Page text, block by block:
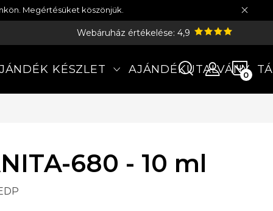
Megértésüket köszönjük.
Webáruház értékelése: 4,9
KÉSZLET AJÁNDÉKUTALVÁNY
680 - 10 ml